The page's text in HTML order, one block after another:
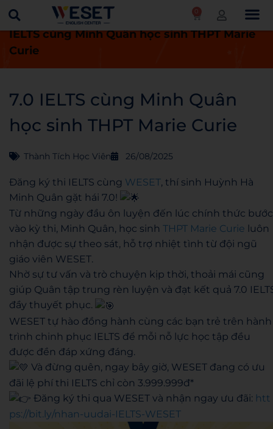
0
Trang chủ Thành tích học viên
7.0
IELTS cùng Minh Quân học sinh THPT Marie
Curie
7.0 IELTS cùng Minh Quân
học sinh THPT Marie Curie
Thành Tích Học Viên 26/08/2025
Đăng ký thi IELTS cùng WESET, thí sinh Huỳnh Hà
Minh Quân gặt hái 7.0!
Từ những ngày đầu ôn luyện đến lúc chính thức bước
vào kỳ thi, Minh Quân, học sinh THPT Marie Curie luôn
nhận được sự theo sát, hỗ trợ nhiệt tình từ đội ngũ
giáo viên WESET.
Nhờ sự tư vấn và trò chuyện kịp thời, thoải mái cũng
giúp Quân tập trung rèn luyện và đạt kết quả 7.0
đầy thuyết phục.
WESET tự hào đồng hành cùng các bạn trẻ trên hành
trình chinh phục IELTS để mỗi nỗ lực học tập đều
được đền đáp xứng đáng.
Và đừng quên, ngay bây giờ, WESET đang có ưu
đãi lệ phí thi IELTS chỉ còn 3.999.999đ*
Đăng ký thi qua WESET và nhận ngay ưu đãi: htt
ps://bit.ly/nhan-uudai-IELTS-WESET